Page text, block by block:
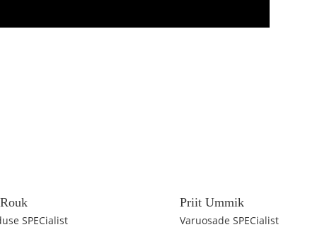
SPECialist
Priit Ummik
Varuosade SPECialist